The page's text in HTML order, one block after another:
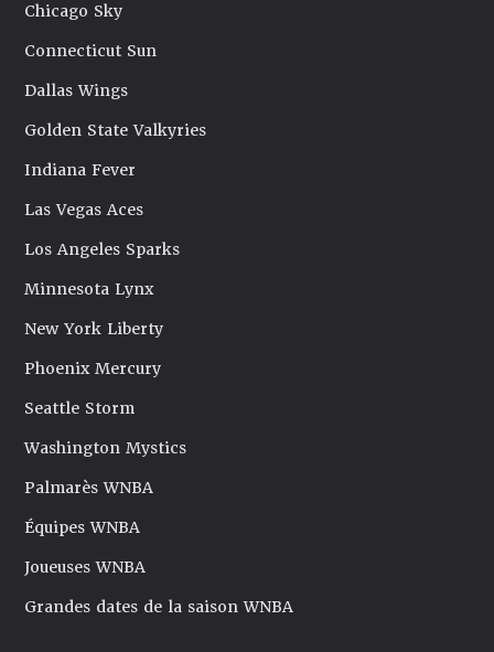
Chicago Sky
Connecticut Sun
Dallas Wings
Golden State Valkyries
Indiana Fever
Las Vegas Aces
Los Angeles Sparks
Minnesota Lynx
New York Liberty
Phoenix Mercury
Seattle Storm
Washington Mystics
Palmarès WNBA
Équipes WNBA
Joueuses WNBA
Grandes dates de la saison WNBA